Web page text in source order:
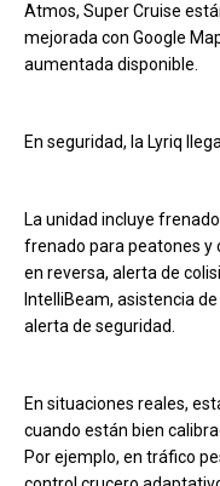
Atmos, Super Cruise
mejorada con Google
aumentada disponible.
En seguridad, la Lyriq
La unidad incluye
frenado para peatones
en reversa, alerta de
IntelliBeam, asistencia
alerta de seguridad.
En situaciones reales,
cuando están bien
Por ejemplo, en tráfico